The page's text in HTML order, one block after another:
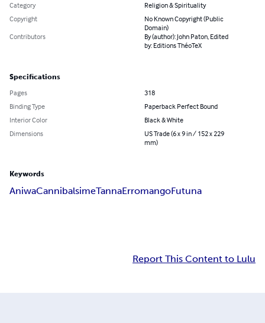
Category
Religion & Spirituality
Copyright
No Known Copyright (Public
Domain)
Contributors
By (author): John Paton, Edited
by: Editions ThéoTeX
Specifications
Pages
318
Binding Type
Paperback Perfect Bound
Interior Color
Black & White
Dimensions
US Trade (6 x 9 in / 152 x 229
mm)
Keywords
AniwaCannibalsimeTannaErromangoFutuna
Report This Content to Lulu